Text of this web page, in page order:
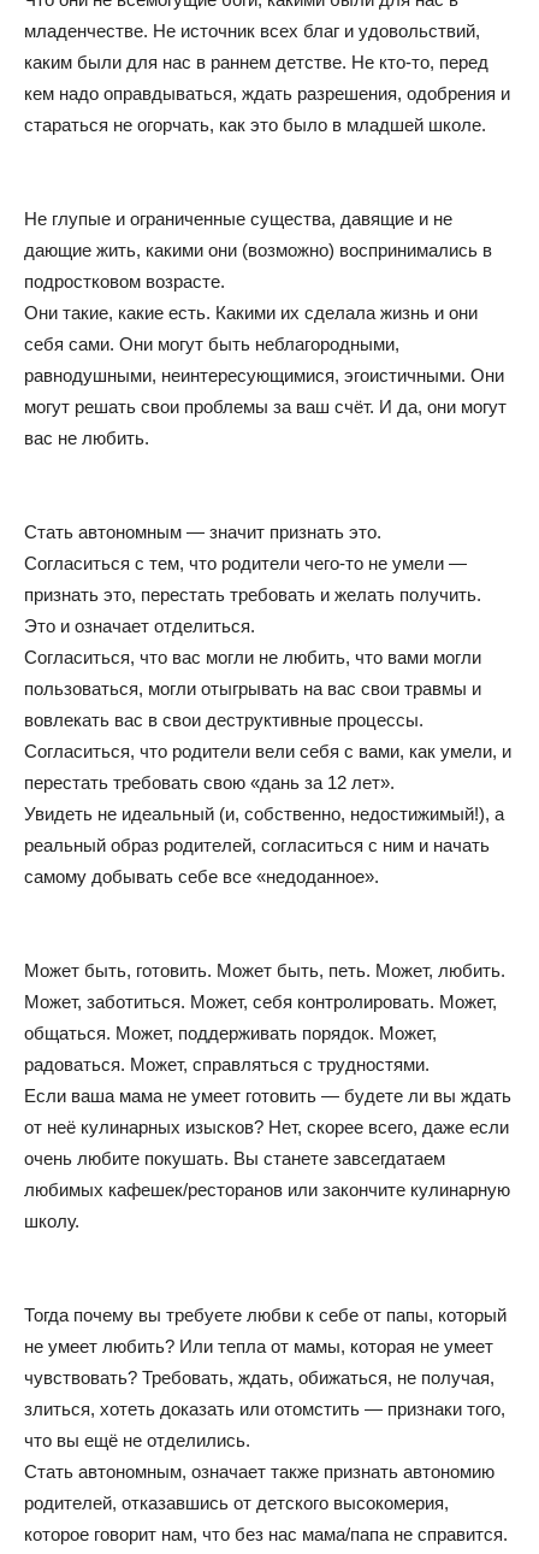
младенчестве. Не источник всех благ и удовольствий,
каким были для нас в раннем детстве. Не кто-то, перед
кем надо оправдываться, ждать разрешения, одобрения и
стараться не огорчать, как это было в младшей школе.
Не глупые и ограниченные существа, давящие и не
дающие жить, какими они (возможно) воспринимались в
подростковом возрасте.
Они такие, какие есть. Какими их сделала жизнь и они
себя сами. Они могут быть неблагородными,
равнодушными, неинтересующимися, эгоистичными. Они
могут решать свои проблемы за ваш счёт. И да, они могут
вас не любить.
Стать автономным — значит признать это.
Согласиться с тем, что родители чего-то не умели —
признать это, перестать требовать и желать получить.
Это и означает отделиться.
Согласиться, что вас могли не любить, что вами могли
пользоваться, могли отыгрывать на вас свои травмы и
вовлекать вас в свои деструктивные процессы.
Согласиться, что родители вели себя с вами, как умели, и
перестать требовать свою «дань за 12 лет».
Увидеть не идеальный (и, собственно, недостижимый!), а
реальный образ родителей, согласиться с ним и начать
самому добывать себе все «недоданное».
Может быть, готовить. Может быть, петь. Может, любить.
Может, заботиться. Может, себя контролировать. Может,
общаться. Может, поддерживать порядок. Может,
радоваться. Может, справляться с трудностями.
Если ваша мама не умеет готовить — будете ли вы ждать
от неё кулинарных изысков? Нет, скорее всего, даже если
очень любите покушать. Вы станете завсегдатаем
любимых кафешек/ресторанов или закончите кулинарную
школу.
Тогда почему вы требуете любви к себе от папы, который
не умеет любить? Или тепла от мамы, которая не умеет
чувствовать? Требовать, ждать, обижаться, не получая,
злиться, хотеть доказать или отомстить — признаки того,
что вы ещё не отделились.
Стать автономным, означает также признать автономию
родителей, отказавшись от детского высокомерия,
которое говорит нам, что без нас мама/папа не справится.